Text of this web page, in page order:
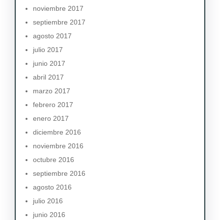
noviembre 2017
septiembre 2017
agosto 2017
julio 2017
junio 2017
abril 2017
marzo 2017
febrero 2017
enero 2017
diciembre 2016
noviembre 2016
octubre 2016
septiembre 2016
agosto 2016
julio 2016
junio 2016